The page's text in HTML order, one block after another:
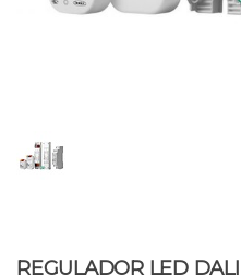
REGULADOR LED